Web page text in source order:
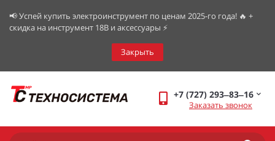
📢 Успей купить электроинструмент по ценам 2025-го года! 🔥 +
скидка на инструмент 18В и аксессуары ⚡️
Закрыть
+7 (727) 293‒83‒16
Заказать звонок